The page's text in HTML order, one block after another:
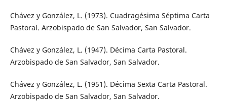
Chávez y González, L. (1973). Cuadragésima Séptima Carta
Pastoral. Arzobispado de San Salvador, San Salvador.
Chávez y González, L. (1947). Décima Carta Pastoral.
Arzobispado de San Salvador, San Salvador.
Chávez y González, L. (1951). Décima Sexta Carta Pastoral.
Arzobispado de San Salvador, San Salvador.